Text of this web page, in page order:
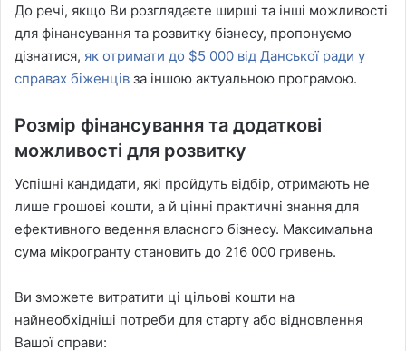
До речі, якщо Ви розглядаєте ширші та інші можливості
для фінансування та розвитку бізнесу, пропонуємо
дізнатися, як отримати до $5 000 від Данської ради у
справах біженців за іншою актуальною програмою.
Розмір фінансування та додаткові
можливості для розвитку
Успішні кандидати, які пройдуть відбір, отримають не
лише грошові кошти, а й цінні практичні знання для
ефективного ведення власного бізнесу. Максимальна
сума мікрогранту становить до 216 000 гривень.
Ви зможете витратити ці цільові кошти на
найнеобхідніші потреби для старту або відновлення
Вашої справи: